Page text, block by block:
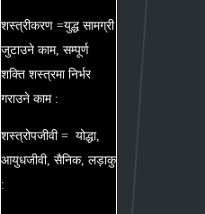
शस्त्रीकरण =युद्ध सामग्री
जुटाउने काम, सम्पूर्ण
शक्ति शस्त्रमा निर्भर
गराउने काम :
शस्त्रोपजीवी = योद्धा,
आयुधजीवी, सैनिक, लड़ाकु
: